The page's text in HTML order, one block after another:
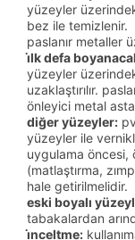
yüzeyler
bez ile temizlenir.
paslanır metaller
i̇lk defa
yüzeyler
uzaklaştırılır.
önleyici metal
diğer yüzeyler:
yüzeyler ile
uygulama öncesi,
(matlaştırma,
hale getirilmelidir.
eski boyalı
tabakalardan
i̇nceltme: